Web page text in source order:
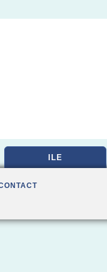
ILE